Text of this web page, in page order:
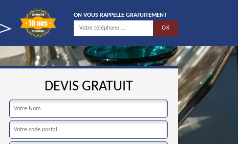
ON VOUS RAPPELLE GRATUITEMENT
DEVIS GRATUIT